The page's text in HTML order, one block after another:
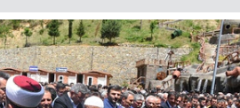
Çorum
Denizli
Diyarbakır